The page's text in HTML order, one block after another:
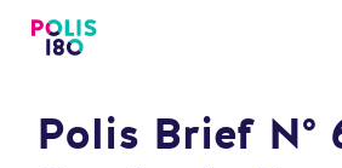
Zum
Inhalt
Polis Brief N°